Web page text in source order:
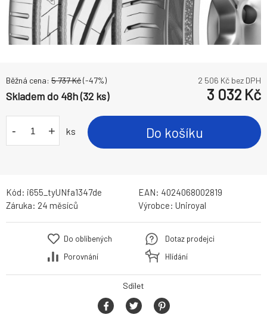
Běžná cena: 5 737Kč(-47%) 2 506 Kč bez DPH
Skladem do 48h (32 ks) 3 032 Kč
- + ks Do košíku
Kód: i655_tyUNfa1347de EAN: 4024068002819
Záruka: 24 měsíců Výrobce: Uniroyal
Do oblíbených
Porovnání
Dotaz prodejci
Hlídání
Sdílet